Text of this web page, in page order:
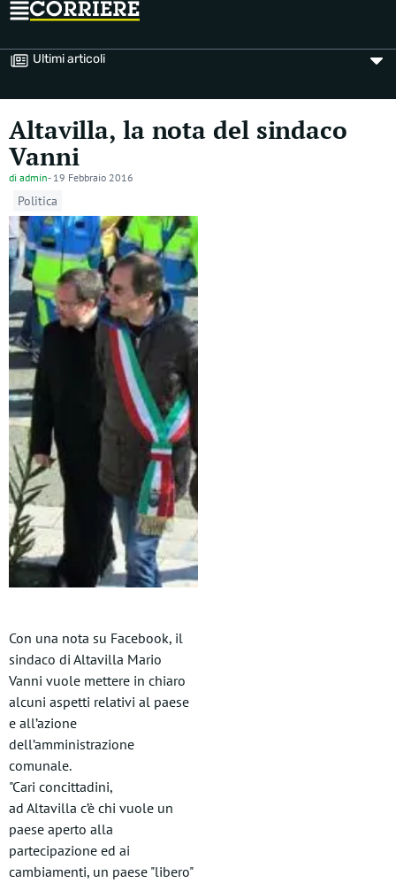
Ultimi articoli
Altavilla, la nota del sindaco
Vanni
di admin- 19 Febbraio 2016
Politica
Con una nota su Facebook, il
sindaco di Altavilla Mario
Vanni vuole mettere in chiaro
alcuni aspetti relativi al paese
e all’azione
dell’amministrazione
comunale.
"Cari concittadini,
ad Altavilla c’è chi vuole un
paese aperto alla
partecipazione ed ai
cambiamenti, un paese "libero"